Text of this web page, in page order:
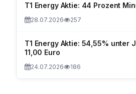
T1 Energy Aktie: 44 Prozent
28.07.2026 257
T1 Energy Aktie: 54,55% unter
11,00 Euro
24.07.2026 186